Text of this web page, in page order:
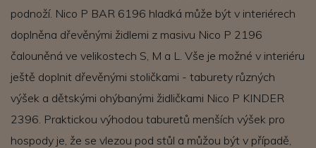
podnoží. Nico P BAR 6196 hladká může být v interiérech
doplněna dřevěnými židlemi z masivu Nico P 2196
čalouněná ve velikostech S, M a L. Vše je možné v interiéru
ještě doplnit dřevěnými stoličkami - taburety různých
výšek a dětskými ohýbanými židličkami Nico P KINDER
2396. Praktickou výhodou taburetů menších výšek pro
hospody je, že se vlezou pod stůl a můžou být v případě,